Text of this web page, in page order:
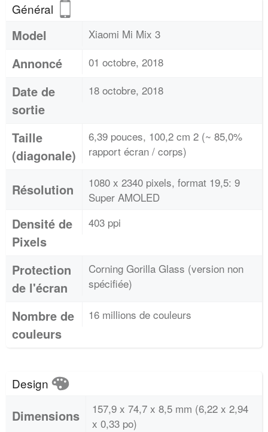
Général
Model Xiaomi Mi Mix 3
Annoncé 01 octobre, 2018
Date de
sortie
18 octobre, 2018
Taille
(diagonale)
6,39 pouces, 100,2 cm 2 (~ 85,0%
rapport écran / corps)
Résolution
1080 x 2340 pixels, format 19,5: 9
Super AMOLED
Densité de
Pixels
403 ppi
Protection
de l'écran
Corning Gorilla Glass (version non
spécifiée)
Nombre de
couleurs
16 millions de couleurs
Design
Dimensions
157,9 x 74,7 x 8,5 mm (6,22 x 2,94
x 0,33 po)